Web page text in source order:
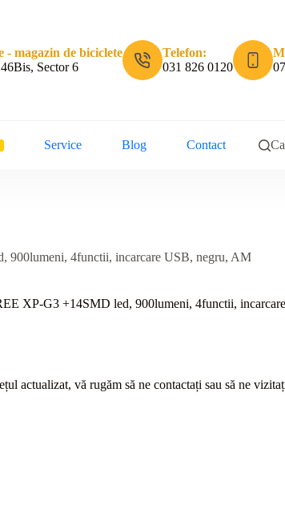
magazin de biciclete
Sector 6
Telefon:
031 826 0120
Service Blog Contact
900lumeni, 4functii, incarcare USB, negru, AM
XP-G3 +14SMD led, 900lumeni, 4functii, incarcare
actualizat, vă rugăm să ne contactați sau să ne